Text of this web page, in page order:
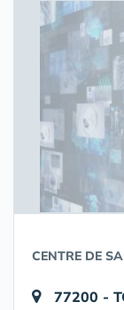
CENTRE DE
77200 -